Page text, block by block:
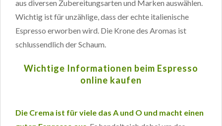
aus diversen Zubereitungsarten und Marken auswählen.
Wichtig ist für unzählige, dass der echte italienische
Espresso erworben wird. Die Krone des Aromas ist
schlussendlich der Schaum.
Wichtige Informationen beim Espresso
online kaufen
Die Crema ist für viele das A und O und macht einen